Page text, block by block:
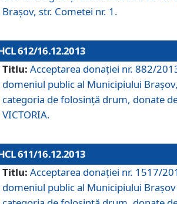
Braşov, str. Cometei nr. 1.
612/16.12.2013
Titlu: Acceptarea donaţiei nr. 882/
domeniul public al Municipiului
categoria de folosinţă drum, donate
VICTORIA.
611/16.12.2013
Titlu: Acceptarea donaţiei nr. 1517/
domeniul public al Municipiului